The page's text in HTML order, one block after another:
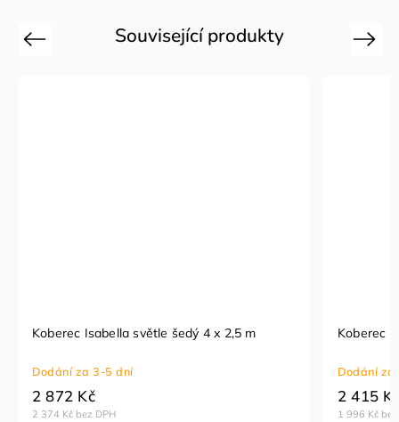
Související produkty
Previous
Koberec Isabella světle šedý 4 x 2,5 m
Dodání za 3-5 dní
2 374 Kč bez DPH
2 872 Kč
Koberec
Dodání
1 996 Kč
2 415
Next